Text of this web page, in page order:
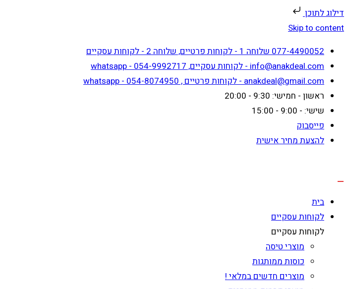
דילוג לתוכן
Skip to content
077-4490052 שלוחה 1 - לקוחות פרטיים, שלוחה 2 - לקוחות עסקיים
info@anakdeal.com - לקוחות עסקיים, whatsapp - 054-9992717
anakdeal@gmail.com - לקוחות פרטיים , whatsapp - 054-8074950
ראשון - חמישי: 9:30 - 20:00
שישי: - 9:00 - 15:00
פייסבוק
להצעת מחיר אישית
בית
לקוחות עסקיים
לקוחות עסקיים
מוצרי טיסה
כוסות ממותגות
מוצרים חדשים במלאי !